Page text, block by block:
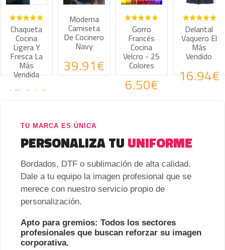
Moderna
Camiseta
De Cocinero
Navy
39.91€
Gorro
Francés
Cocina
Colores
Delantal
Vaquero El
Más
Vendido
16.94€
Delantal
Vaquero El
Más
Vendido
9.68€
TU MARCA ES ÚNICA
PERSONALIZA TU UNIFORME
Bordados, DTF o sublimación de alta calidad.
Dale a tu equipo la imagen profesional que se
merece con nuestro servicio propio de
personalización.
Apto para gremios: Todos los sectores
profesionales que buscan reforzar su imagen
corporativa.